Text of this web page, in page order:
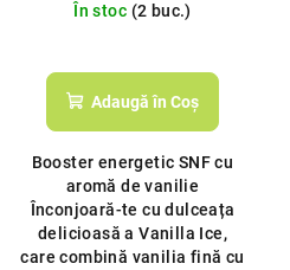
În stoc (2 buc.)
Adaugă în Coş
Booster energetic SNF cu
aromă de vanilie
Înconjoară-te cu dulceața
delicioasă a Vanilla Ice,
care combină vanilia fină cu